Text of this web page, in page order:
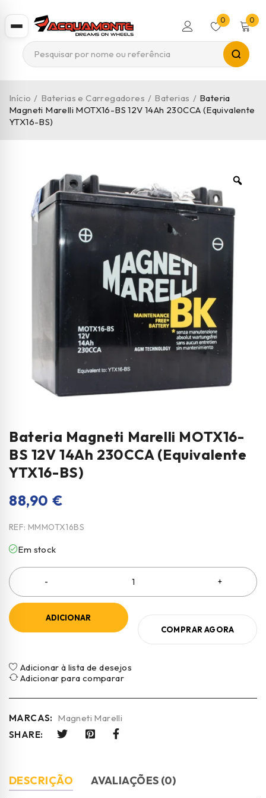
0 0
Início / Baterias e Carregadores / Baterias / Bateria
Magneti Marelli MOTX16-BS 12V 14Ah 230CCA (Equivalente
YTX16-BS)
Bateria Magneti Marelli MOTX16-
BS 12V 14Ah 230CCA (Equivalente
YTX16-BS)
88,90 €
REF: MMMOTX16BS
Em stock
ADICIONAR
COMPRAR AGORA
Adicionar à lista de desejos
Adicionar para comparar
MARCAS: Magneti Marelli
SHARE:
DESCRIÇÃO AVALIAÇÕES (0)